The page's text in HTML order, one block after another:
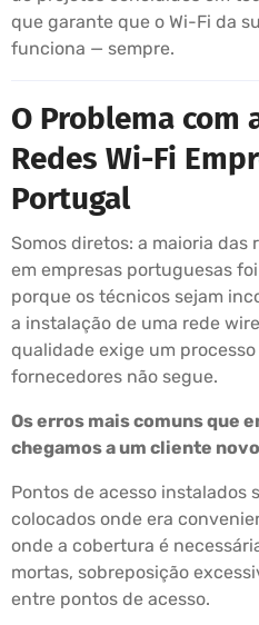
que garante que o Wi-Fi da
funciona — sempre.
O Problema com
Redes Wi-Fi
Portugal
Somos diretos: a maioria das
em empresas portuguesas
porque os técnicos sejam
a instalação de uma rede
qualidade exige um
fornecedores não segue.
Os erros mais comuns que
chegamos a um cliente
Pontos de acesso instalados
colocados onde era
onde a cobertura é
mortas, sobreposição
entre pontos de acesso.